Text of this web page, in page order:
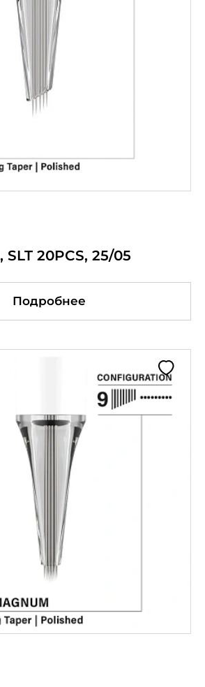
SLT 20PCS, 25/05
Подробнее